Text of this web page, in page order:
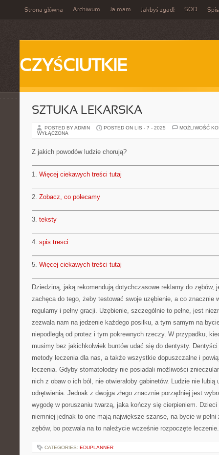
Strona główna Archiwum Ja mam Jakbyś zgadł SOD
CZYŚCIUTKIE
SZTUKA LEKARSKA
POSTED BY ADMIN POSTED ON LIS - 7 - 2025
MOŻLIWOŚĆ
WYŁĄCZONA
Z jakich powodów ludzie chorują?
1. Więcej ciekawych treści tutaj
2. Zobacz, co polecamy
3. teksty
4. spis tresci
5. Więcej ciekawych treści tutaj
Dziedziną, jaką rekomendują dotychczasowe reklamy do zębów,
zachęca do tego, żeby testować swoje uzębienie, a co znacznie
regularny i pełny gracji. Uzębienie, szczególnie to pełne, jest
zezwala nam na jedzenie każdego posiłku, a tym samym na
niepodległą od protez i tym pokrewnych rzeczy. W przypadku,
musimy bez jakichkolwiek buntów udać się do dentysty. Dentyści
metody leczenia dla nas, a także wszystkie dopuszczalne i
leczenia. Gdyby stomatolodzy nie posiadali możliwości
nich z obaw o ich ból, nie otwierałoby gabinetów. Ludzie nie
odrętwienia. Jednak z dwojga złego znacznie porządniej jest
wygodę w poruszaniu twarzą, jaka kończy się cierpieniem.
niemniej jednak to one mają największe szanse, na bycie w
zębów, bo pozwala na to należycie wcześnie rozpoczęte leczenie.
CATEGORIES: EDUPLANNER